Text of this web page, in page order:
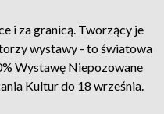
i za granicą. Tworzący je
wystawy - to światowa
Wystawę Niepozowane
Kultur do 18 września.